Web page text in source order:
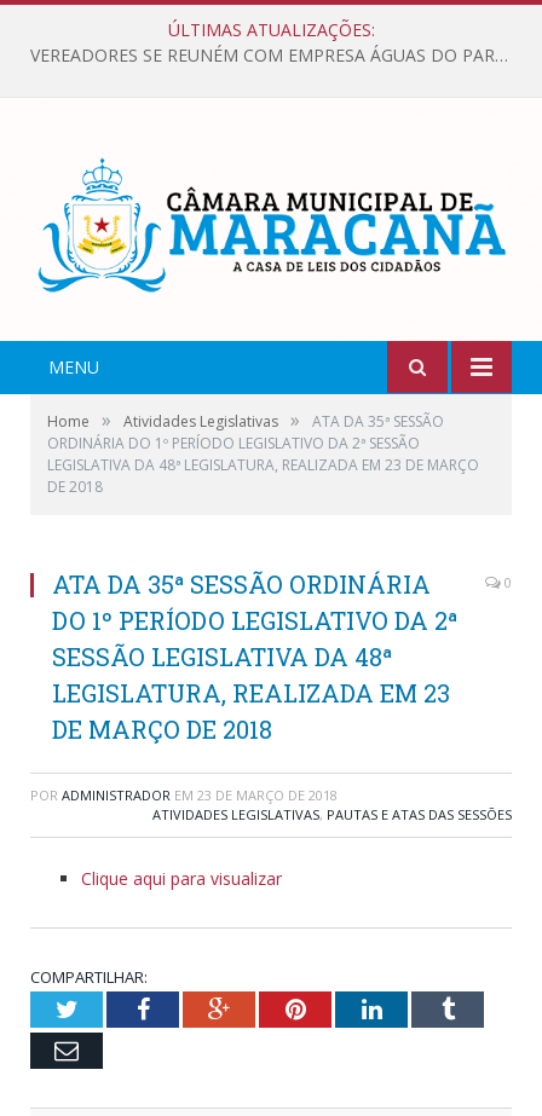
ÚLTIMAS ATUALIZAÇÕES:
VEREADORES SE REUNÉM COM EMPRESA ÁGUAS DO PARÁ, PARA APRESENTAR REIVINDICAÇÕES E MELHORIAS NA QUALIDADE DOS SERVIÇOS OFERECIDOS Á POPULAÇÃO.
MENU
Home » Atividades Legislativas »
ATA DA 35ª SESSÃO
ORDINÁRIA DO 1º PERÍODO LEGISLATIVO DA 2ª SESSÃO
LEGISLATIVA DA 48ª LEGISLATURA, REALIZADA EM 23 DE MARÇO
DE 2018
ATA DA 35ª SESSÃO ORDINÁRIA
DO 1º PERÍODO LEGISLATIVO DA 2ª
SESSÃO LEGISLATIVA DA 48ª
LEGISLATURA, REALIZADA EM 23
DE MARÇO DE 2018
0
POR ADMINISTRADOR EM 23 DE MARÇO DE 2018
ATIVIDADES LEGISLATIVAS, PAUTAS E ATAS DAS SESSÕES
Clique aqui para visualizar
COMPARTILHAR:
TwitterFacebookGoogle+PinterestLinkedInTumblr
Email